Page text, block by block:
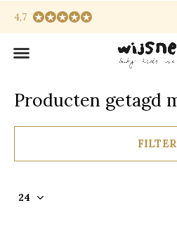
4,7
Producten getagd
FILTER